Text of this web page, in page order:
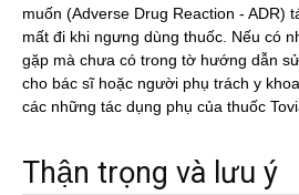
muốn (Adverse Drug Reaction - ADR)
mất đi khi ngưng dùng thuốc. Nếu có
gặp mà chưa có trong tờ hướng dẫn
cho bác sĩ hoặc người phụ trách y
các những tác dụng phụ của thuốc
Thận trọng và lưu ý